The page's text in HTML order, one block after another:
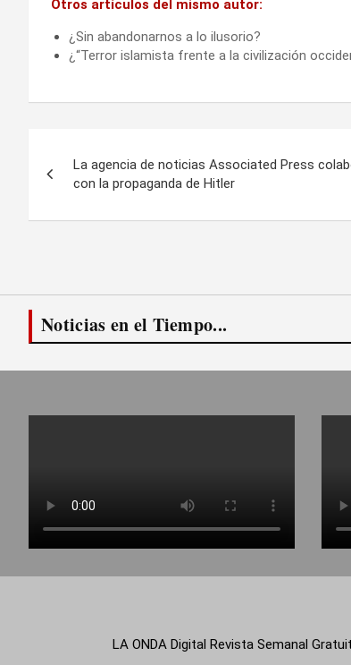
Otros artículos del mismo autor:
¿Sin abandonarnos a lo ilusorio?
¿“Terror islamista frente a la civilización
de
entradas
La agencia de noticias Associated Press
con la propaganda de Hitler
Noticias en el Tiempo...
LA ONDA Digital Revista Semanal